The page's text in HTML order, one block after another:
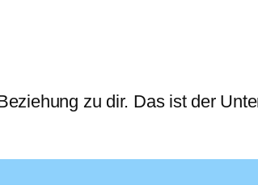
zu dir. Das ist der